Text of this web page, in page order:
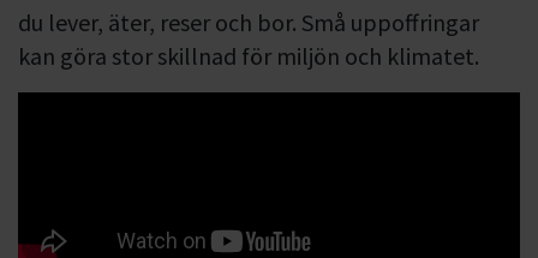
du lever, äter, reser och bor. Små uppoffringar
kan göra stor skillnad för miljön och klimatet.